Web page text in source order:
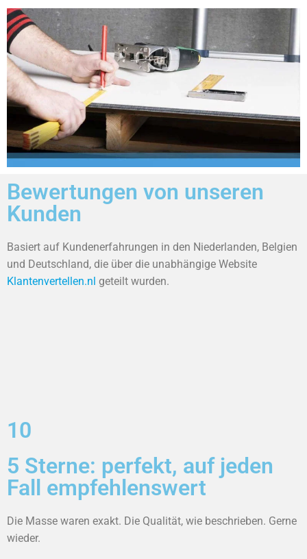
Bewertungen von unseren
Kunden
Basiert auf Kundenerfahrungen in den Niederlanden, Belgien
und Deutschland, die über die unabhängige Website
Klantenvertellen.nl geteilt wurden.
10
5 Sterne: perfekt, auf jeden
Fall empfehlenswert
Die Masse waren exakt. Die Qualität, wie beschrieben. Gerne
wieder.